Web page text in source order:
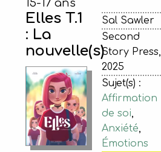
15-17 ans
Elles T.1
: La
nouvelle(s)
Sal Sawler
Second
Story Press,
2025
Sujet(s) :
Affirmation
de soi,
Anxiété,
Émotions